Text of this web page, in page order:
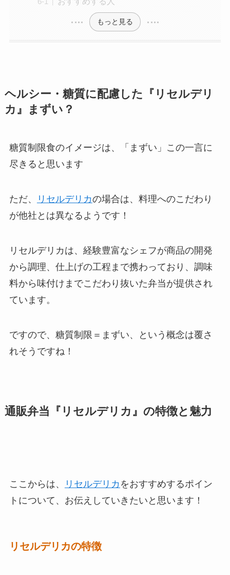
もっと見る
ヘルシー・糖質に配慮した『 リセルデリ
カ 』まずい？
糖質制限食のイメージは、「まずい」この一言に
尽きると思います
ただ、 リセルデリカの場合は、料理へのこだわり
が他社とは異なるようです！
リセルデリカは、経験豊富なシェフが商品の開発
から調理、仕上げの工程まで携わっており、調味
料から味付けまでこだわり抜いた弁当が提供され
ています。
ですので、糖質制限＝まずい、という概念は覆さ
れそうですね！
通販弁当『 リセルデリカ 』の特徴と魅力
ここからは、 リセルデリカ をおすすめするポイン
トについて、お伝えしていきたいと思います！
リセルデリカの特徴